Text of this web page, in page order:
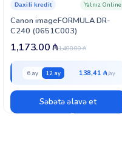
Canon imageFORMULA DR-
C240 (0651C003)
Daxili kredit Yalnız Online
1,408.00₼
1,173.00₼
6 ay 12 ay 138,41 ₼
Səbətə əlavə et